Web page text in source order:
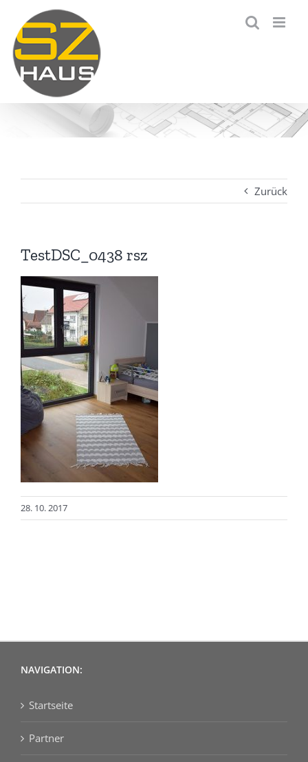
Inhalt
springen
Zurück
TestDSC_0438 rsz
28. 10. 2017
NAVIGATION:
Startseite
Partner